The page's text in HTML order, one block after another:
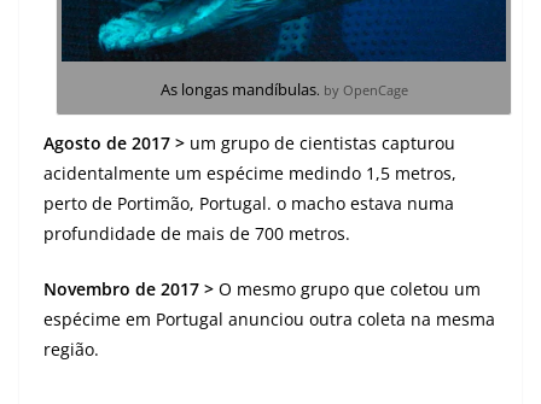
As longas mandíbulas. by OpenCage
Agosto de 2017 > um grupo de cientistas capturou
acidentalmente um espécime medindo 1,5 metros,
perto de Portimão, Portugal. o macho estava numa
profundidade de mais de 700 metros.
Novembro de 2017 > O mesmo grupo que coletou um
espécime em Portugal anunciou outra coleta na mesma
região.